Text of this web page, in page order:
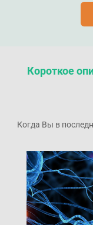
Короткое
Когда Вы в